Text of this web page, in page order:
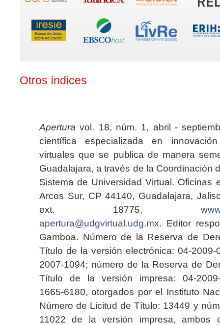
Otros índices
Apertura vol. 18, núm. 1, abril -
científica especializada en
virtuales que se publica de manera
Guadalajara, a través de la Coordinación
Sistema de Universidad Virtual. Oficinas
Arcos Sur, CP 44140, Guadalajara,
ext. 18775,
apertura@udgvirtual.udg.mx. Editor
Gamboa. Número de la Reserva de
Título de la versión electrónica: 04-2009-
2007-1094; número de la Reserva de
Título de la versión impresa: 04-2009-
1665-6180, otorgados por el Instituto
Número de Licitud de Título: 13449 y
11022 de la versión impresa, ambos